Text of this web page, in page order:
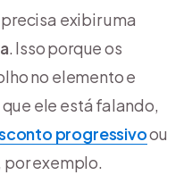
exibir uma
. Isso porque os
no elemento e
ele está falando,
progressivoou
por exemplo.